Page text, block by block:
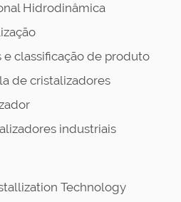
Hidrodinâmica
e classificação de produto
de cristalizadores
industriais
Technology